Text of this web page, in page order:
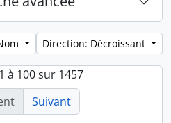
Direction: Décroissant
à 100 sur 1457
Suivant